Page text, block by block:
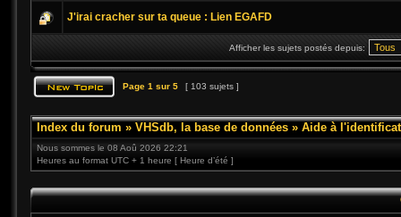
J'irai cracher sur ta queue : Lien EGAFD
Afficher les sujets postés depuis:
Page 1 sur 5 [ 103 sujets ]
Index du forum » VHSdb, la base de données » Aide à
Nous sommes le 08 Aoû 2026 22:21
Heures au format UTC + 1 heure [ Heure d’été ]